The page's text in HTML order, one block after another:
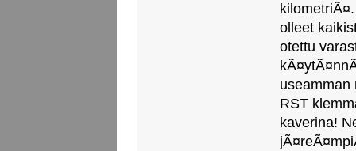
olleet
otettu
useamman
RST
kaverina!